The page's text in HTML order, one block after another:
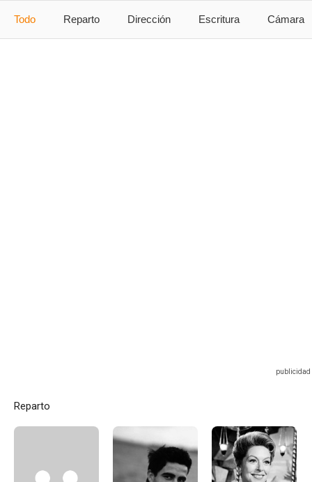
Todo Reparto Dirección Escritura Cámara
Reparto